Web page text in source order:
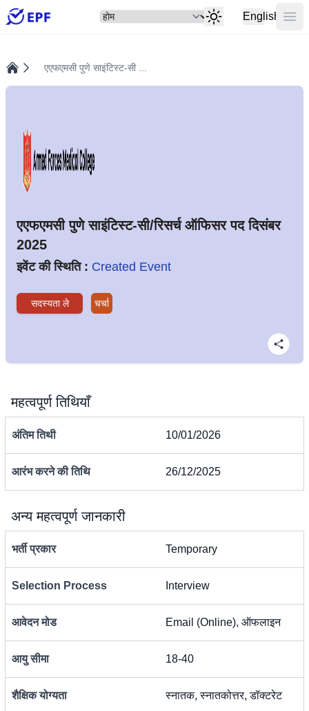
सेलेक्ट English
एएफएमसी पुणे साइंटिस्ट-सी ...
एएफएमसी पुणे साइंटिस्ट-सी/रिसर्च ऑफिसर पद दिसंबर
2025
इवेंट की स्थिति : Created Event
सदस्यता ले चर्चा
महत्वपूर्ण तिथियाँ
अंतिम तिथी 10/01/2026
आरंभ करने की तिथि 26/12/2025
अन्य महत्वपूर्ण जानकारी
भर्ती प्रकार Temporary
Selection Process Interview
आवेदन मोड Email (Online), ऑफलाइन
आयु सीमा 18-40
शैक्षिक योग्यता स्नातक, स्नातकोत्तर, डॉक्टरेट